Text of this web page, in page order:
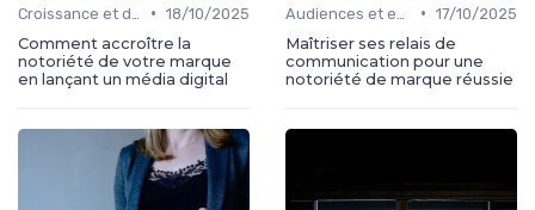
• 18/10/2025
Comment accroître la
notoriété de votre marque
en lançant un média digital
• 17/10/2025
Maîtriser ses relais de
communication pour une
notoriété de marque réussie